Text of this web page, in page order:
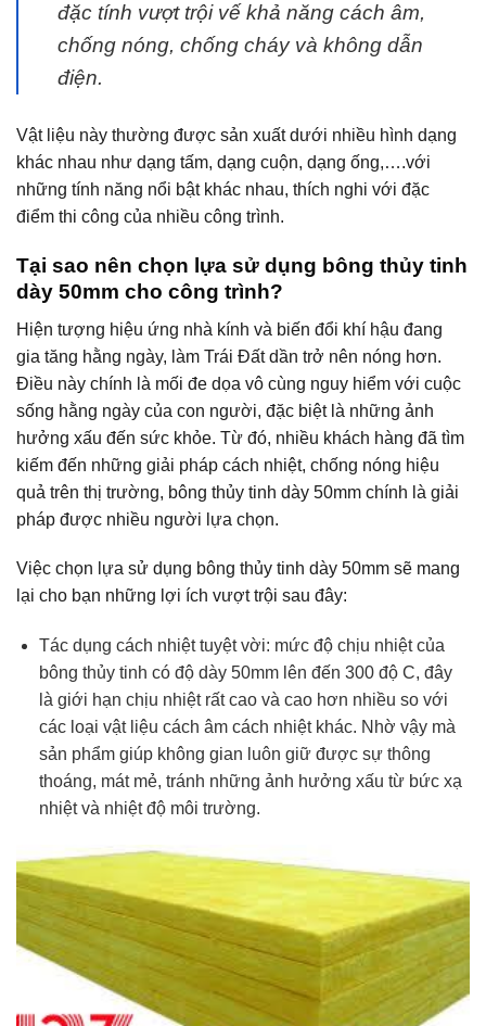
đặc tính vượt trội vế khả năng cách âm,
chống nóng, chống cháy và không dẫn
điện.
Vật liệu này thường được sản xuất dưới nhiều hình dạng
khác nhau như dạng tấm, dạng cuộn, dạng ống,….với
những tính năng nổi bật khác nhau, thích nghi với đặc
điểm thi công của nhiều công trình.
Tại sao nên chọn lựa sử dụng bông thủy tinh
dày 50mm cho công trình?
Hiện tượng hiệu ứng nhà kính và biến đổi khí hậu đang
gia tăng hằng ngày, làm Trái Đất dần trở nên nóng hơn.
Điều này chính là mối đe dọa vô cùng nguy hiểm với cuộc
sống hằng ngày của con người, đặc biệt là những ảnh
hưởng xấu đến sức khỏe. Từ đó, nhiều khách hàng đã tìm
kiếm đến những giải pháp cách nhiệt, chống nóng hiệu
quả trên thị trường, bông thủy tinh dày 50mm chính là giải
pháp được nhiều người lựa chọn.
Việc chọn lựa sử dụng bông thủy tinh dày 50mm sẽ mang
lại cho bạn những lợi ích vượt trội sau đây:
Tác dụng cách nhiệt tuyệt vời: mức độ chịu nhiệt của
bông thủy tinh có độ dày 50mm lên đến 300 độ C, đây
là giới hạn chịu nhiệt rất cao và cao hơn nhiều so với
các loại vật liệu cách âm cách nhiệt khác. Nhờ vậy mà
sản phẩm giúp không gian luôn giữ được sự thông
thoáng, mát mẻ, tránh những ảnh hưởng xấu từ bức xạ
nhiệt và nhiệt độ môi trường.